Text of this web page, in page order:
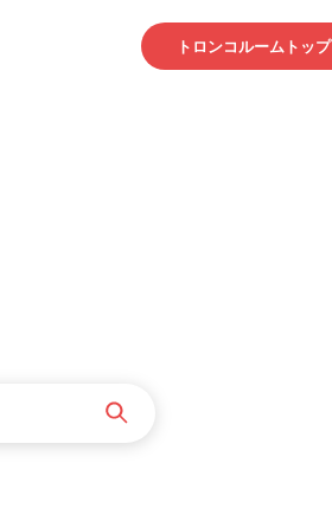
トロンコルームトップ